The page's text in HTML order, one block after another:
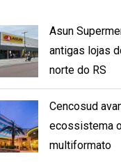
Asun
antigas lojas
norte do RS
Cencosud
ecossistema
multiformato